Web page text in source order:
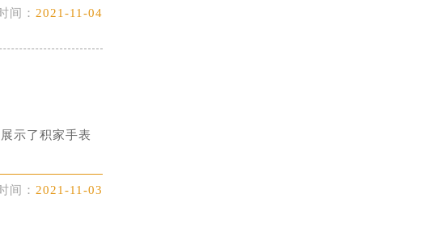
间： 2021-11-04
示了积家手表
间： 2021-11-03